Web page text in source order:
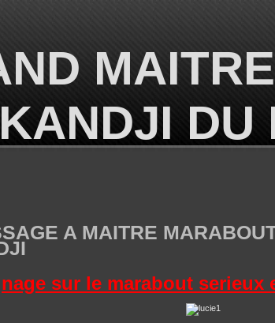
DU
A MAITRE
sur le marabout serieux